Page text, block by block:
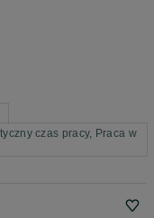
czas pracy, Praca w